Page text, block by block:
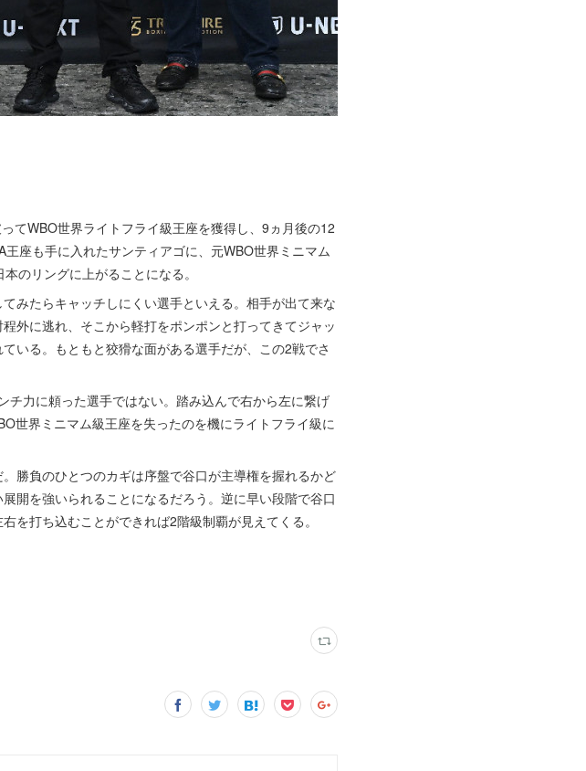
てWBO世界ライトフライ級王座を獲得し、9ヵ月後の12
座も手に入れたサンティアゴに、元WBO世界ミニマム
のリングに上がることになる。
みたらキャッチしにくい選手といえる。相手が出て来な
外に逃れ、そこから軽打をポンポンと打ってきてジャッ
いる。もともと狡猾な面がある選手だが、この2戦でさ
力に頼った選手ではない。踏み込んで右から左に繋げ
世界ミニマム級王座を失ったのを機にライトフライ級に
勝負のひとつのカギは序盤で谷口が主導権を握れるかど
開を強いられることになるだろう。逆に早い段階で谷口
を打ち込むことができれば2階級制覇が見えてくる。